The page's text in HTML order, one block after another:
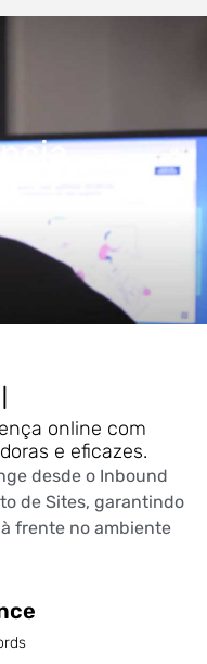
online com
e eficazes.
desde o Inbound
de Sites, garantindo
frente no ambiente